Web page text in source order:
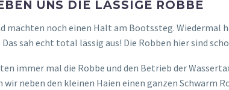
20:45 Uhr und sonntags 8:00
also nicht. Wir können uns auch vorstellen,
ist es auf jeden Fall deutlich ruhiger und bei